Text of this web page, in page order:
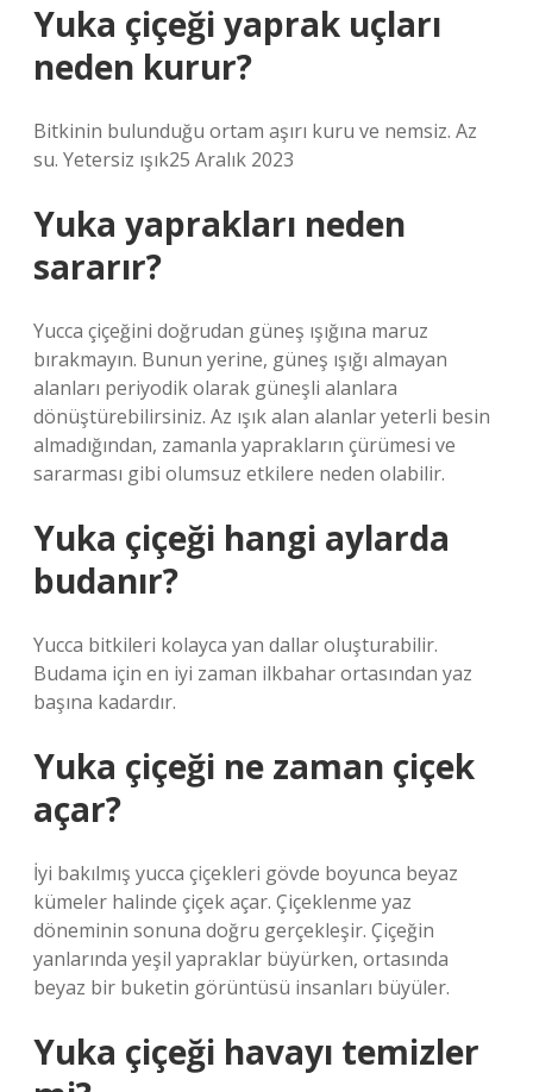
Yuka çiçeği yaprak uçları
neden kurur?
Bitkinin bulunduğu ortam aşırı kuru ve nemsiz. Az
su. Yetersiz ışık25 Aralık 2023
Yuka yaprakları neden
sararır?
Yucca çiçeğini doğrudan güneş ışığına maruz
bırakmayın. Bunun yerine, güneş ışığı almayan
alanları periyodik olarak güneşli alanlara
dönüştürebilirsiniz. Az ışık alan alanlar yeterli besin
almadığından, zamanla yaprakların çürümesi ve
sararması gibi olumsuz etkilere neden olabilir.
Yuka çiçeği hangi aylarda
budanır?
Yucca bitkileri kolayca yan dallar oluşturabilir.
Budama için en iyi zaman ilkbahar ortasından yaz
başına kadardır.
Yuka çiçeği ne zaman çiçek
açar?
İyi bakılmış yucca çiçekleri gövde boyunca beyaz
kümeler halinde çiçek açar. Çiçeklenme yaz
döneminin sonuna doğru gerçekleşir. Çiçeğin
yanlarında yeşil yapraklar büyürken, ortasında
beyaz bir buketin görüntüsü insanları büyüler.
Yuka çiçeği havayı temizler